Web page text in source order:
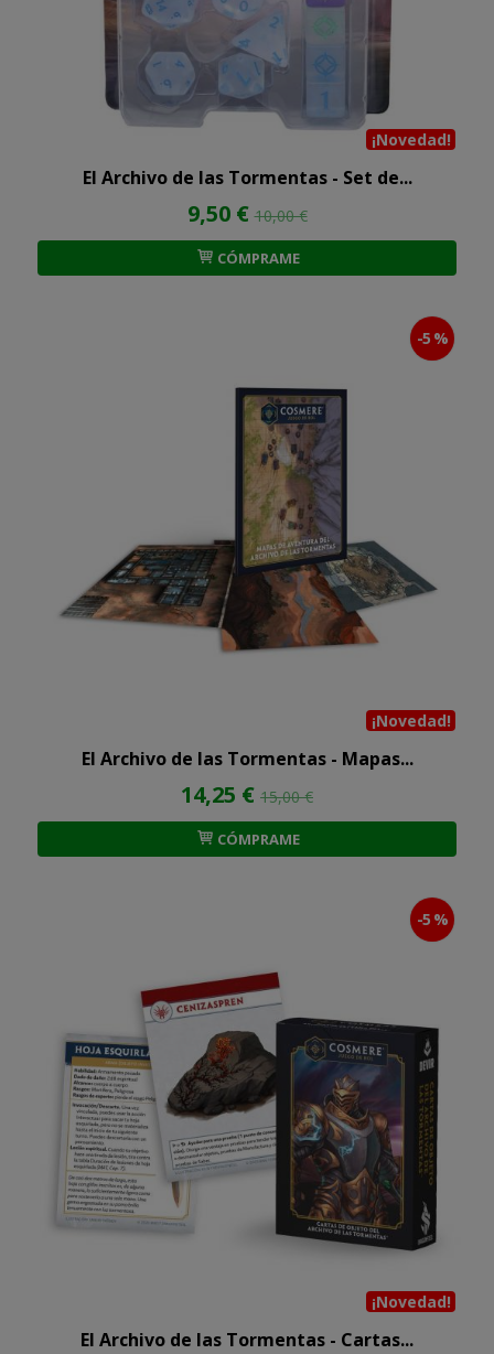
¡Novedad!
El Archivo de las Tormentas - Set de...
9,50 €10,00 €
CÓMPRAME
¡Novedad!
-5 %
El Archivo de las Tormentas - Mapas...
14,25 € 15,00 €
CÓMPRAME
¡Novedad!
-5 %
El Archivo de las Tormentas - Cartas...